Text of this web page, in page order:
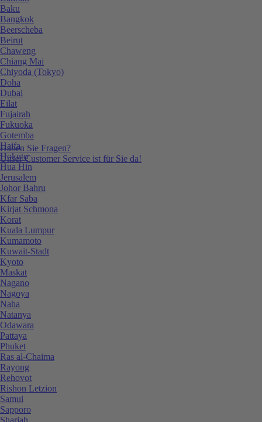
Haben Sie Fragen?
Unser Customer Service ist für Sie da!
Baku
Bangkok
Beerscheba
Beirut
Chaweng
Chiang Mai
Chiyoda (Tokyo)
Doha
Dubai
Eilat
Fujairah
Fukuoka
Gotemba
Haifa
Hokuto
Hua Hin
Jerusalem
Johor Bahru
Kfar Saba
Kirjat Schmona
Korat
Kuala Lumpur
Kumamoto
Kuwait-Stadt
Kyoto
Maskat
Nagano
Nagoya
Naha
Natanya
Odawara
Pattaya
Phuket
Ras al-Chaima
Rayong
Rehovot
Rishon Letzion
Samui
Sapporo
Sharjah